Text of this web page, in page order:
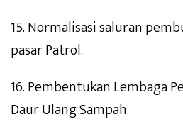
15. Normalisasi saluran
pasar Patrol.
16. Pembentukan Lembaga
Daur Ulang Sampah.